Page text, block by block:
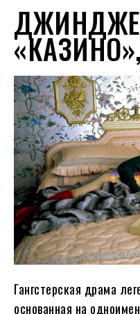
Гангстерская драма
основанная на